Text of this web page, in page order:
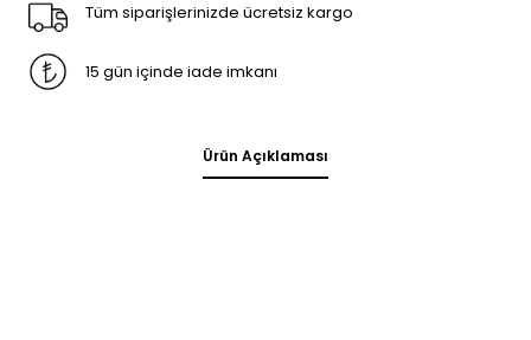
Tüm siparişlerinizde ücretsiz kargo
15 gün içinde iade imkanı
Ürün Açıklaması